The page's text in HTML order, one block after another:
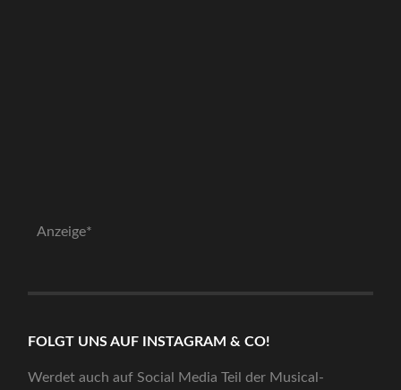
Anzeige*
FOLGT UNS AUF INSTAGRAM & CO!
Werdet auch auf Social Media Teil der Musical-